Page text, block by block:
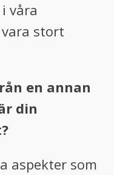
våra
stort
en annan
din
aspekter som